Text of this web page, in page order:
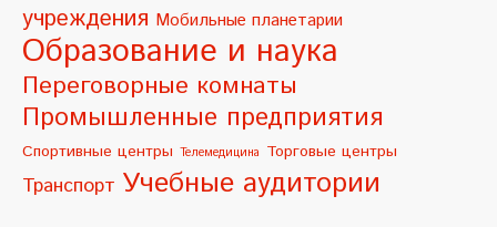
учреждения Мобильные планетарии
Образование и наука
Переговорные комнаты
Промышленные предприятия
Спортивные центры Телемедицина Торговые центры
Транспорт Учебные аудитории